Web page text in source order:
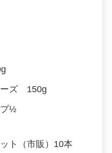
ーズ 150g
½
ト（市販）10本